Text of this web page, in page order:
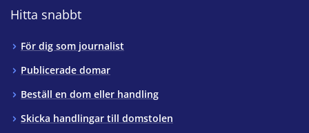
Hitta snabbt
För dig som journalist
Publicerade domar
Beställ en dom eller handling
Skicka handlingar till domstolen